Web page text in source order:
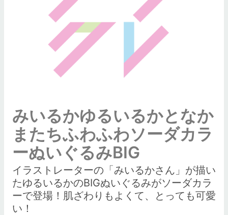
みいるかゆるいるかとなか
またちふわふわソーダカラ
ーぬいぐるみBIG
イラストレーターの「みいるかさん」が描い
たゆるいるかのBIGぬいぐるみがソーダカラ
ーで登場！肌ざわりもよくて、とっても可愛
い！